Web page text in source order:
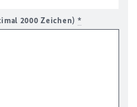
2000 Zeichen) *